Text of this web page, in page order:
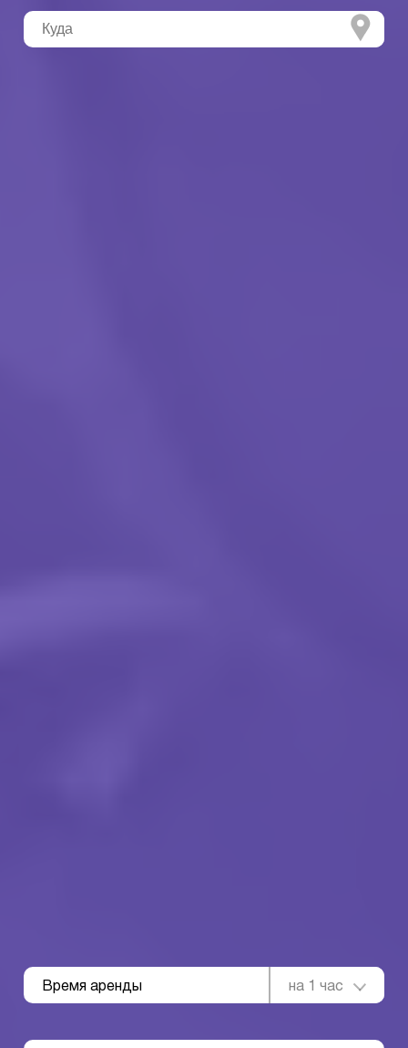
Время аренды на 1 час